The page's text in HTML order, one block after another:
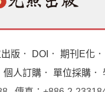
版 ． DOI ． 期刊E化 ．
個人訂購 ． 單位採購